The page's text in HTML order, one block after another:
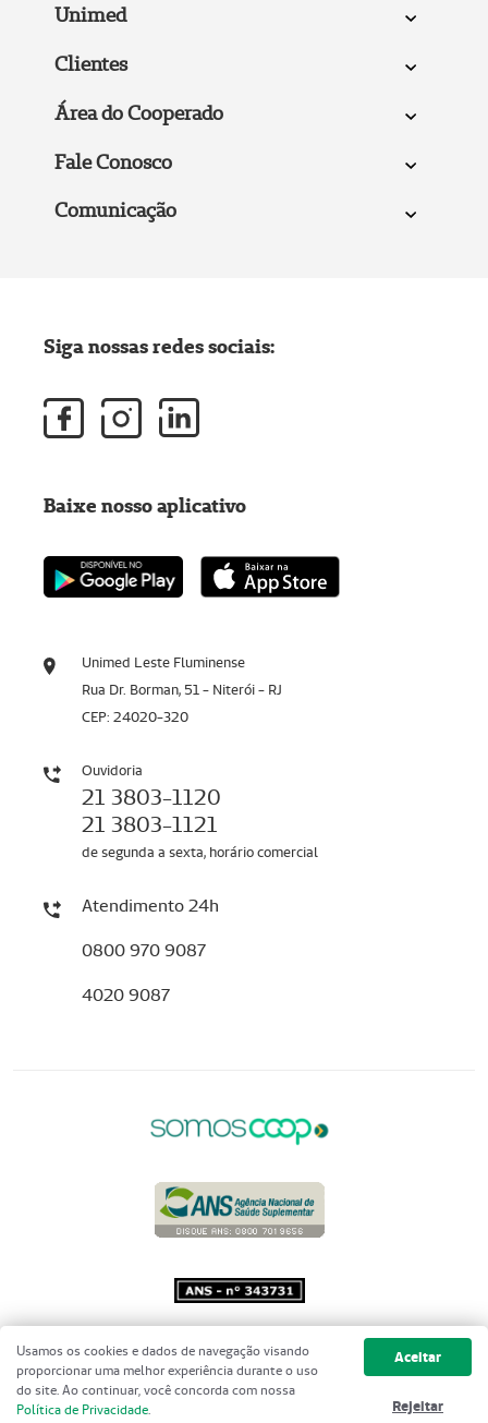
Unimed
Clientes
Área do Cooperado
Fale Conosco
Comunicação
Unimed Leste Fluminense
Rua Dr. Borman, 51 - Niterói - RJ
CEP: 24020-320
Ouvidoria
21 3803-1120
21 3803-1121
de segunda a sexta, horário comercial
Atendimento 24h
0800 970 9087
4020 9087
Siga nossas redes sociais:
Baixe nosso aplicativo
Copyright 2001 - 2026 Unimed do
Brasil - Todos os direitos reservados
Usamos os cookies e dados de navegação visando
proporcionar uma melhor experiência durante o uso
do site. Ao continuar, você concorda com nossa
Política de Privacidade.
Aceitar
Rejeitar